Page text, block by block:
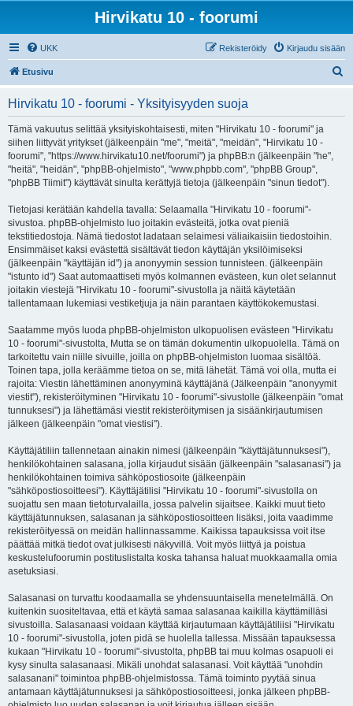
Hirvikatu 10 - foorumi
UKK Kirjaudu sisään
Rekisteröidy
Etusivu
Hirvikatu 10 - foorumi - Yksityisyyden suoja
Tämä vakuutus selittää yksityiskohtaisesti, miten "Hirvikatu 10 - foorumi" ja
siihen liittyvät yritykset (jälkeenpäin "me", "meitä", "meidän", "Hirvikatu 10 -
foorumi", "https://www.hirvikatu10.net/foorumi") ja phpBB:n (jälkeenpäin "he",
"heitä", "heidän", "phpBB-ohjelmisto", "www.phpbb.com", "phpBB Group",
"phpBB Tiimit") käyttävät sinulta kerättyjä tietoja (jälkeenpäin "sinun tiedot").
Tietojasi kerätään kahdella tavalla: Selaamalla "Hirvikatu 10 - foorumi"-
sivustoa. phpBB-ohjelmisto luo joitakin evästeitä, jotka ovat pieniä
tekstitiedostoja. Nämä tiedostot ladataan selaimesi väliaikaisiin tiedostoihin.
Ensimmäiset kaksi evästettä sisältävät tiedon käyttäjän yksilöimiseksi
(jälkeenpäin "käyttäjän id") ja anonyymin session tunnisteen. (jälkeenpäin
"istunto id") Saat automaattiseti myös kolmannen evästeen, kun olet selannut
joitakin viestejä "Hirvikatu 10 - foorumi"-sivustolla ja näitä käytetään
tallentamaan lukemiasi vestiketjuja ja näin parantaen käyttökokemustasi.
Saatamme myös luoda phpBB-ohjelmiston ulkopuolisen evästeen "Hirvikatu
10 - foorumi"-sivustolta, Mutta se on tämän dokumentin ulkopuolella. Tämä on
tarkoitettu vain niille sivuille, joilla on phpBB-ohjelmiston luomaa sisältöä.
Toinen tapa, jolla keräämme tietoa on se, mitä lähetät. Tämä voi olla, mutta ei
rajoita: Viestin lähettäminen anonyyminä käyttäjänä (Jälkeenpäin "anonyymit
viestit"), rekisteröityminen "Hirvikatu 10 - foorumi"-sivustolle (jälkeenpäin "omat
tunnuksesi") ja lähettämäsi viestit rekisteröitymisen ja sisäänkirjautumisen
jälkeen (jälkeenpäin "omat viestisi").
Käyttäjätiliin tallennetaan ainakin nimesi (jälkeenpäin "käyttäjätunnuksesi"),
henkilökohtainen salasana, jolla kirjaudut sisään (jälkeenpäin "salasanasi") ja
henkilökohtainen toimiva sähköpostiosoite (jälkeenpäin
"sähköpostiosoitteesi"). Käyttäjätilisi "Hirvikatu 10 - foorumi"-sivustolla on
suojattu sen maan tietoturvalailla, jossa palvelin sijaitsee. Kaikki muut tieto
käyttäjätunnuksen, salasanan ja sähköpostiosoitteen lisäksi, joita vaadimme
rekisteröityessä on meidän hallinnassamme. Kaikissa tapauksissa voit itse
päättää mitkä tiedot ovat julkisesti näkyvillä. Voit myös liittyä ja poistua
keskustelufoorumin postituslistalta koska tahansa haluat muokkaamalla omia
asetuksiasi.
Salasanasi on turvattu koodaamalla se yhdensuuntaisella menetelmällä. On
kuitenkin suositeltavaa, että et käytä samaa salasanaa kaikilla käyttämilläsi
sivustoilla. Salasanaasi voidaan käyttää kirjautumaan käyttäjätiliisi "Hirvikatu
10 - foorumi"-sivustolla, joten pidä se huolella tallessa. Missään tapauksessa
kukaan "Hirvikatu 10 - foorumi"-sivustolta, phpBB tai muu kolmas osapuoli ei
kysy sinulta salasanaasi. Mikäli unohdat salasanasi. Voit käyttää "unohdin
salasanani" toimintoa phpBB-ohjelmistossa. Tämä toiminto pyytää sinua
antamaan käyttäjätunnuksesi ja sähköpostiosoitteesi, jonka jälkeen phpBB-